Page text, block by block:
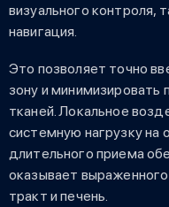
визуального контроля,
навигация.
Это позволяет точно
зону и
тканей. Локальное
системную нагрузку на
длительного приема
оказывает
тракт и печень.